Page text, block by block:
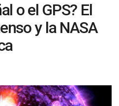
o el GPS? El
y la NASA